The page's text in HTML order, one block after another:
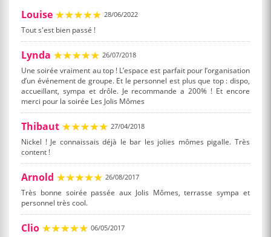
Louise 28/06/2022
Tout s'est bien passé !
Lynda 26/07/2018
Une soirée vraiment au top ! L’espace est parfait pour l’organisation
d’un événement de groupe. Et le personnel est plus que top : dispo,
accueillant, sympa et drôle. Je recommande a 200% ! Et encore
merci pour la soirée Les Jolis Mômes
Thibaut 27/04/2018
Nickel ! Je connaissais déjà le bar les jolies mômes pigalle. Très
content !
Arnold 26/08/2017
Très bonne soirée passée aux Jolis Mômes, terrasse sympa et
personnel très cool.
Clio 06/05/2017